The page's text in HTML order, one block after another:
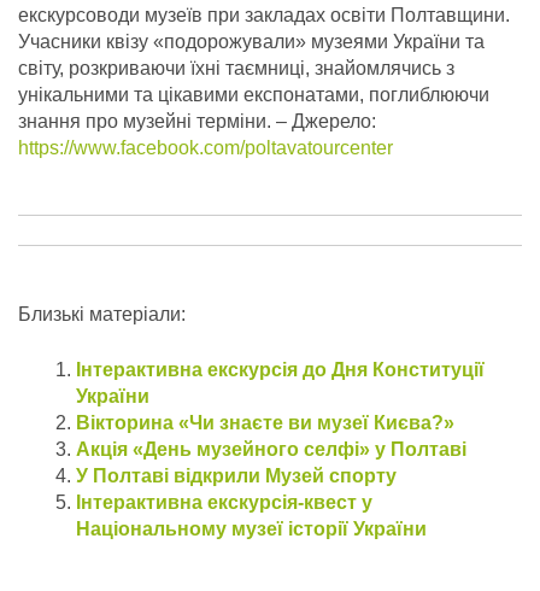
екскурсоводи музеїв при закладах освіти Полтавщини.
Учасники квізу «подорожували» музеями України та
світу, розкриваючи їхні таємниці, знайомлячись з
унікальними та цікавими експонатами, поглиблюючи
знання про музейні терміни. – Джерело:
https://www.facebook.com/poltavatourcenter
Близькі матеріали:
Інтерактивна екскурсія до Дня Конституції
України
Вікторина «Чи знаєте ви музеї Києва?»
Акція «День музейного селфі» у Полтаві
У Полтаві відкрили Музей спорту
Інтерактивна екскурсія-квест у
Національному музеї історії України